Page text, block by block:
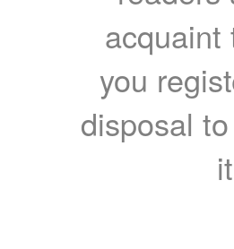
acquaint
you
disposal